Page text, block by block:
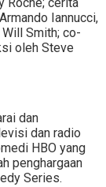
Iannucci,
Smith; co-
oleh Steve
dan
dan radio
HBO yang
penghargaan
Series.